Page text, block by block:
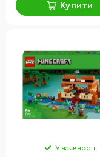
Купити
У наявності